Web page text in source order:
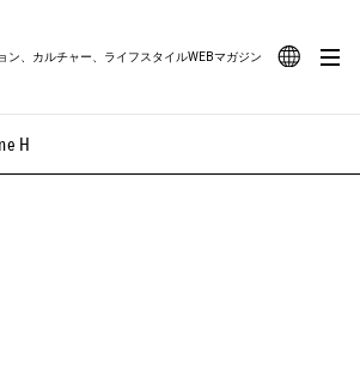
H
ン、カルチャー、ライフスタイルWEBマガジン
JOURNAL
#SNEAKER #OUTDOOR